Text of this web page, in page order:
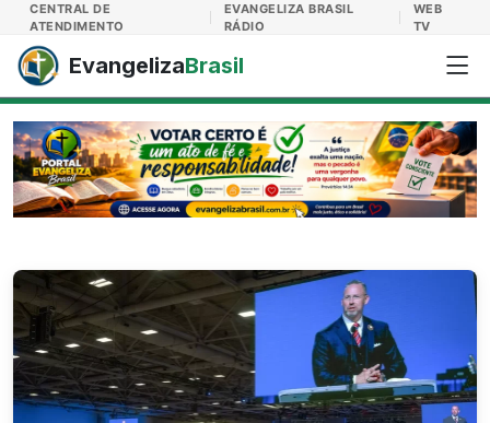
Evangeliza Brasil
CENTRAL DE
ATENDIMENTO
EVANGELIZA BRASIL
RÁDIO
WEB
TV
EvangelizaBrasil